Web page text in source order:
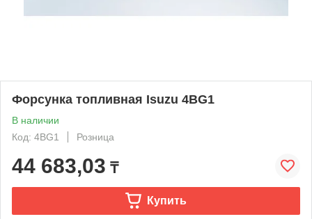
Форсунка топливная Isuzu 4BG1
В наличии
Код: 4BG1
Розница
44 683,03 ₸
Купить